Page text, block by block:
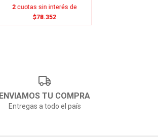
2 cuotas sin interés de
$78.352
ENVIAMOS TU COMPRA
Entregas a todo el país